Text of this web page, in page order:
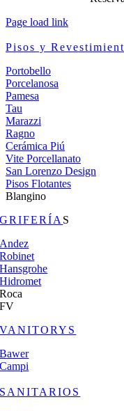
Page load link
Pisos y
Portobello
Porcelanosa
Pamesa
Tau
Marazzi
Ragno
Cerámica Piú
Vite Porcellanato
San Lorenzo Design
Pisos Flotantes
Blangino
GRIFERÍA S
Andez
Robinet
Hansgrohe
Hidromet
Roca
FV
VANITORYS
Bawer
Campi
SANITARIOS